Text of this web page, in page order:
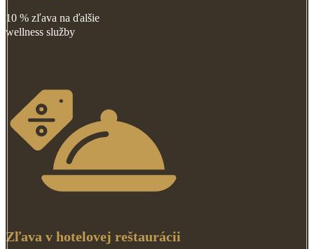
10 % zľava na ďalšie
wellness služby
Zľava v hotelovej reštaurácii